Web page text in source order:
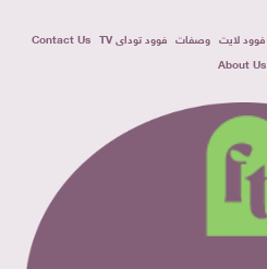
فوود لايت وصفات فوود توداى TV
Contact Us
About Us